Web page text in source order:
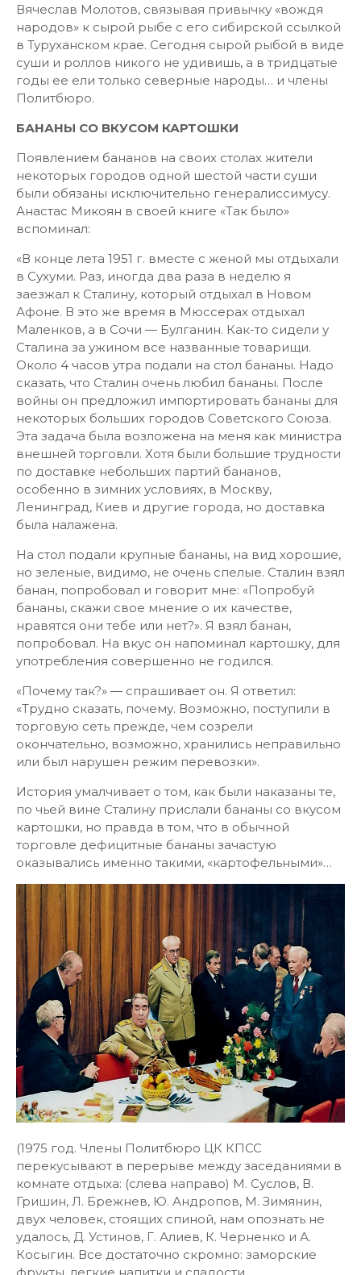
Вячеслав Молотов, связывая привычку «вождя
народов» к сырой рыбе с его сибирской ссылкой
в Туруханском крае. Сегодня сырой рыбой в виде
суши и роллов никого не удивишь, а в тридцатые
годы ее ели только северные народы… и члены
Политбюро.
БАНАНЫ СО ВКУСОМ КАРТОШКИ
Появлением бананов на своих столах жители
некоторых городов одной шестой части суши
были обязаны исключительно генералиссимусу.
Анастас Микоян в своей книге «Так было»
вспоминал:
«В конце лета 1951 г. вместе с женой мы отдыхали
в Сухуми. Раз, иногда два раза в неделю я
заезжал к Сталину, который отдыхал в Новом
Афоне. В это же время в Мюссерах отдыхал
Маленков, а в Сочи — Булганин. Как-то сидели у
Сталина за ужином все названные товарищи.
Около 4 часов утра подали на стол бананы. Надо
сказать, что Сталин очень любил бананы. После
войны он предложил импортировать бананы для
некоторых больших городов Советского Союза.
Эта задача была возложена на меня как министра
внешней торговли. Хотя были большие трудности
по доставке небольших партий бананов,
особенно в зимних условиях, в Москву,
Ленинград, Киев и другие города, но доставка
была налажена.
На стол подали крупные бананы, на вид хорошие,
но зеленые, видимо, не очень спелые. Сталин взял
банан, попробовал и говорит мне: «Попробуй
бананы, скажи свое мнение о их качестве,
нравятся они тебе или нет?». Я взял банан,
попробовал. На вкус он напоминал картошку, для
употребления совершенно не годился.
«Почему так?» — спрашивает он. Я ответил:
«Трудно сказать, почему. Возможно, поступили в
торговую сеть прежде, чем созрели
окончательно, возможно, хранились неправильно
или был нарушен режим перевозки».
История умалчивает о том, как были наказаны те,
по чьей вине Сталину прислали бананы со вкусом
картошки, но правда в том, что в обычной
торговле дефицитные бананы зачастую
оказывались именно такими, «картофельными»…
(1975 год. Члены Политбюро ЦК КПСС
перекусывают в перерыве между заседаниями в
комнате отдыха: (слева направо) М. Суслов, В.
Гришин, Л. Брежнев, Ю. Андропов, М. Зимянин,
двух человек, стоящих спиной, нам опознать не
удалось, Д. Устинов, Г. Алиев, К. Черненко и А.
Косыгин. Все достаточно скромно: заморские